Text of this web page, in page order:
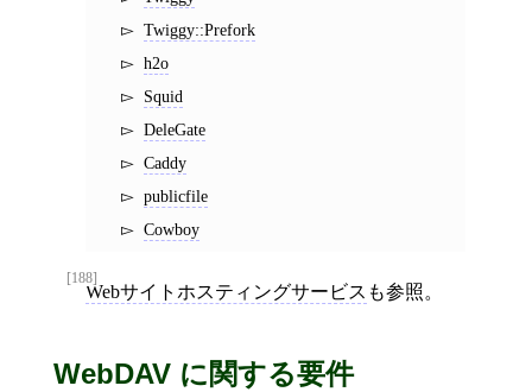
Twiggy::Prefork
h2o
Squid
DeleGate
Caddy
publicfile
Cowboy
[188]
Webサイトホスティングサービス も参照。
WebDAV に関する要件